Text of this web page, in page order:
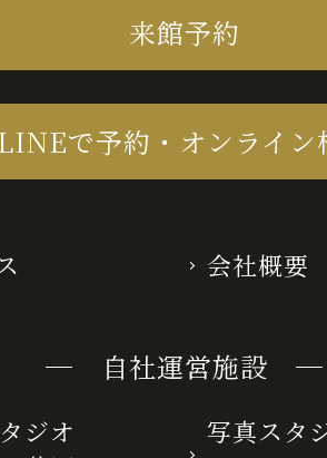
来館予約
で予約・オンライン
会社概要
─ 自社運営施設 ─
ジオ
写真スタ